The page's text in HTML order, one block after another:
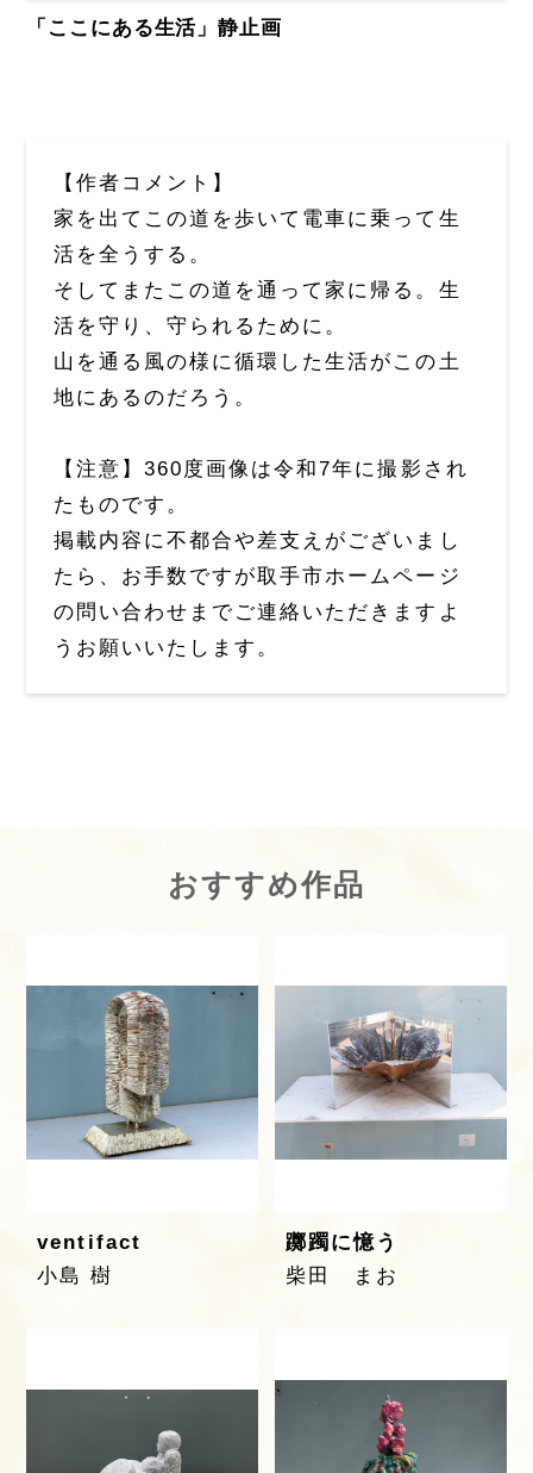
「ここにある生活」静止画
【作者コメント】
家を出てこの道を歩いて電車に乗って生
活を全うする。
そしてまたこの道を通って家に帰る。生
活を守り、守られるために。
山を通る風の様に循環した生活がこの土
地にあるのだろう。
【注意】360度画像は令和7年に撮影され
たものです。
掲載内容に不都合や差支えがございまし
たら、お手数ですが取手市ホームページ
の問い合わせまでご連絡いただきますよ
うお願いいたします。
おすすめ作品
ventifact
小島 樹
躑躅に憶う
柴田 まお